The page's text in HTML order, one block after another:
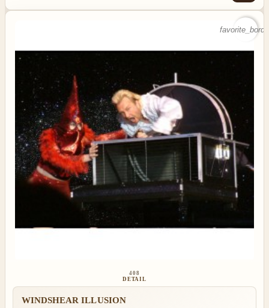
408
DETAIL
WINDSHEAR ILLUSION